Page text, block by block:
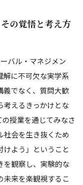
の覚悟と考え方
バル・マネジメン
解に不可欠な実学系
義でなく、質問大歓
考えるきっかけとな
授業を通じてみなさ
社会を生き抜くため
けよう」ということ
を観察し、実験的な
未来を楽観視するこ